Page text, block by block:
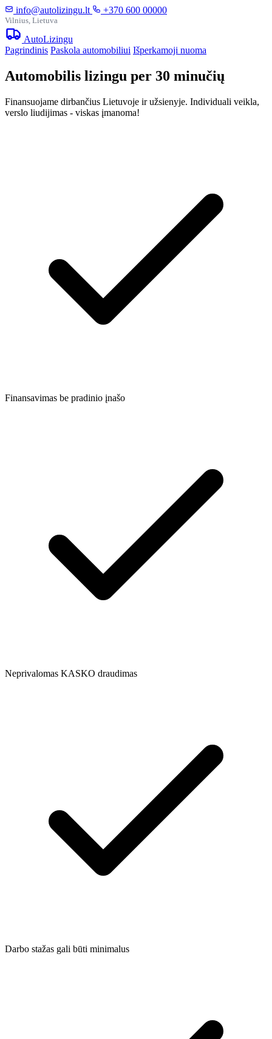
info@autolizingu.lt +370 600 00000
Vilnius, Lietuva
AutoLizingu
Pagrindinis Paskola automobiliui Išperkamoji nuoma
Automobilis lizingu per 30 minučių
Finansuojame dirbančius Lietuvoje ir užsienyje. Individuali veikla,
verslo liudijimas - viskas įmanoma!
Finansavimas be pradinio įnašo
Neprivalomas KASKO draudimas
Darbo stažas gali būti minimalus